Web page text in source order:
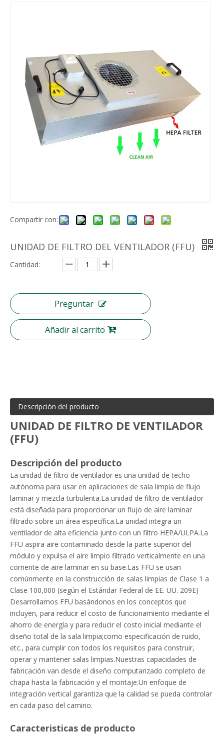
Compartir con:
UNIDAD DE FILTRO DEL VENTILADOR (FFU)
Cantidad:
Preguntar
Añadir al carrito
Descripción del producto
UNIDAD DE FILTRO DE VENTILADOR
(FFU)
Descripción del producto
La unidad de filtro de ventilador es una unidad de techo
autónoma para usar en aplicaciones de sala limpia de flujo
laminar y mezcla turbulenta.La unidad de filtro de ventilador
está diseñada para proporcionar un flujo de aire laminar
filtrado sobre un área específica.La unidad integra un
ventilador de alta eficiencia junto con un filtro HEPA/ULPA.La
FFU aspira aire contaminado desde la parte superior del
módulo y expulsa el aire limpio filtrado verticalmente en una
corriente de aire laminar en su base.Las FFU se usan
comúnmente en la construcción de salas limpias de Clase 1 a
Clase 100,000 (según el Estándar Federal de EE. UU. 209E)
Desarrollamos FFU basándonos en los conceptos que
incluyen, para reducir el costo de funcionamiento mediante el
ahorro de energía y para reducir el costo inicial mediante el
diseño total de la sala limpia;como especificación de ruido,
etc., para cumplir con todos los requisitos para construir,
operar y mantener salas limpias.Nuestras capacidades de
fabricación van desde el diseño computarizado completo de
chapa hasta la fabricación y el montaje.Un enfoque de
integración vertical garantiza que la calidad se pueda controlar
en cada paso del camino.
Caracteristicas de producto